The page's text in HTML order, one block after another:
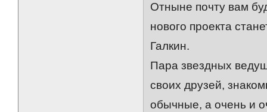
Отныне почту вам
нового проекта
Галкин.
Пара звездных
своих друзей,
обычные, а очень и